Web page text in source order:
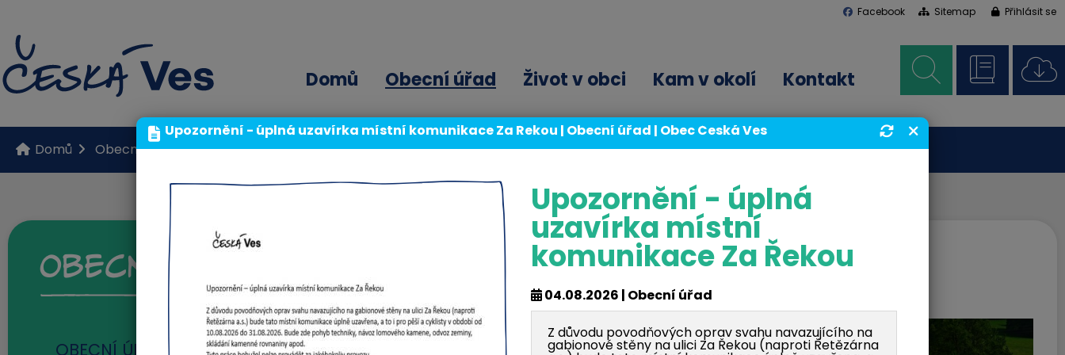
Facebook Sitemap Přihlásit se
Domů Obecní úřad Život v obci Kam v okolí Kontakt
Domů Obecní úřad Organizace obce Obecní knihovna Česká Ves
Obecní úřad
OBECNÍ ÚŘAD
Obecní knihovna Česká Ves
Přístup do katalogu Portaro .
Upozornění - úplná uzavírka místní komunikace Za Řekou | Obecní úřad | Obec Česká Ves
Upozornění - úplná
uzavírka místní
komunikace Za Řekou
04.08.2026 | Obecní úřad
Z důvodu povodňových oprav svahu navazujícího na
gabionové stěny na ulici Za Řekou (naproti Řetězárna